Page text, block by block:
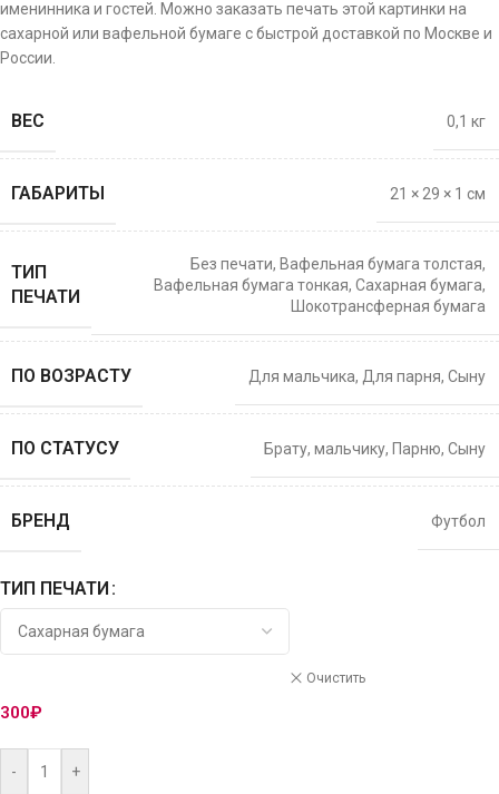
именинника и гостей. Можно заказать печать этой картинки на
сахарной или вафельной бумаге с быстрой доставкой по Москве и
России.
ВЕС 0,1 кг
ГАБАРИТЫ 21 × 29 × 1 см
ТИП
ПЕЧАТИ
Без печати, Вафельная бумага толстая,
Вафельная бумага тонкая, Сахарная бумага,
Шокотрансферная бумага
ПО ВОЗРАСТУ Для мальчика, Для парня, Сыну
ПО СТАТУСУ Брату, мальчику, Парню, Сыну
БРЕНД Футбол
ТИП ПЕЧАТИ
Очистить
300₽
- +